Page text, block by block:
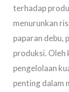
terhadap
menurunkan
paparan debu,
produksi. Oleh
pengelolaan
penting dalam